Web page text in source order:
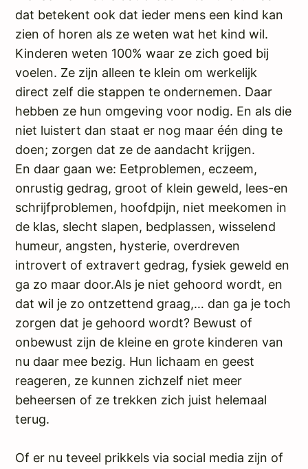
dat betekent ook dat ieder mens een kind kan
zien of horen als ze weten wat het kind wil.
Kinderen weten 100% waar ze zich goed bij
voelen. Ze zijn alleen te klein om werkelijk
direct zelf die stappen te ondernemen. Daar
hebben ze hun omgeving voor nodig. En als die
niet luistert dan staat er nog maar één ding te
doen; zorgen dat ze de aandacht krijgen.
En daar gaan we: Eetproblemen, eczeem,
onrustig gedrag, groot of klein geweld, lees-en
schrijfproblemen, hoofdpijn, niet meekomen in
de klas, slecht slapen, bedplassen, wisselend
humeur, angsten, hysterie, overdreven
introvert of extravert gedrag, fysiek geweld en
ga zo maar door.Als je niet gehoord wordt, en
dat wil je zo ontzettend graag,… dan ga je toch
zorgen dat je gehoord wordt? Bewust of
onbewust zijn de kleine en grote kinderen van
nu daar mee bezig. Hun lichaam en geest
reageren, ze kunnen zichzelf niet meer
beheersen of ze trekken zich juist helemaal
terug.
Of er nu teveel prikkels via social media zijn of